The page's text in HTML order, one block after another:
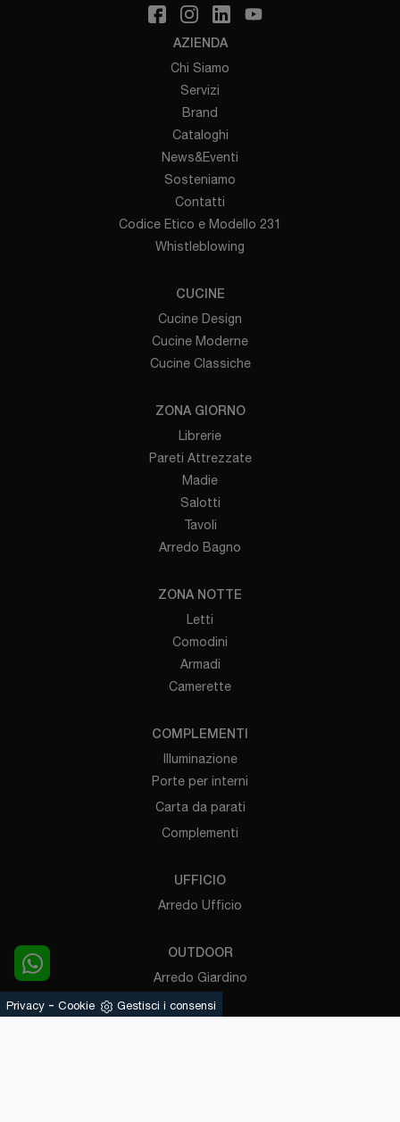
AZIENDA
Chi Siamo
Servizi
Brand
Cataloghi
News&Eventi
Sosteniamo
Contatti
Codice Etico e Modello 231
Whistleblowing
CUCINE
Cucine Design
Cucine Moderne
Cucine Classiche
ZONA GIORNO
Librerie
Pareti Attrezzate
Madie
Salotti
Tavoli
Arredo Bagno
ZONA NOTTE
Letti
Comodini
Armadi
Camerette
COMPLEMENTI
Illuminazione
Porte per interni
Carta da parati
Complementi
UFFICIO
Arredo Ufficio
OUTDOOR
Arredo Giardino
Pergole
Privacy - Cookie Gestisci i consensi